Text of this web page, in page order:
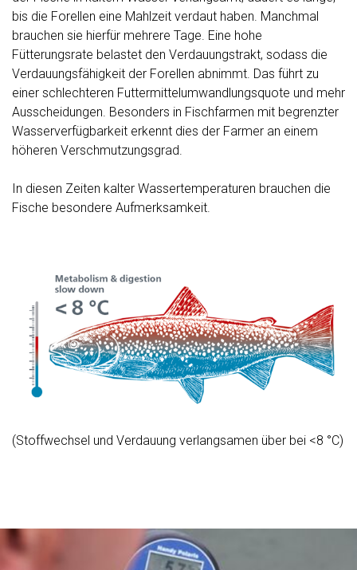
bis die Forellen eine Mahlzeit verdaut haben. Manchmal
brauchen sie hierfür mehrere Tage. Eine hohe
Fütterungsrate belastet den Verdauungstrakt, sodass die
Verdauungsfähigkeit der Forellen abnimmt. Das führt zu
einer schlechteren Futtermittelumwandlungsquote und mehr
Ausscheidungen. Besonders in Fischfarmen mit begrenzter
Wasserverfügbarkeit erkennt dies der Farmer an einem
höheren Verschmutzungsgrad.
In diesen Zeiten kalter Wassertemperaturen brauchen die
Fische besondere Aufmerksamkeit.
(Stoffwechsel und Verdauung verlangsamen über bei <8 °C)